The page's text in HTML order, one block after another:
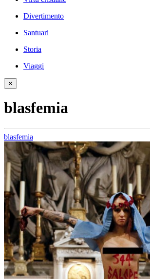
Divertimento
Santuari
Storia
Viaggi
✕
blasfemia
blasfemia